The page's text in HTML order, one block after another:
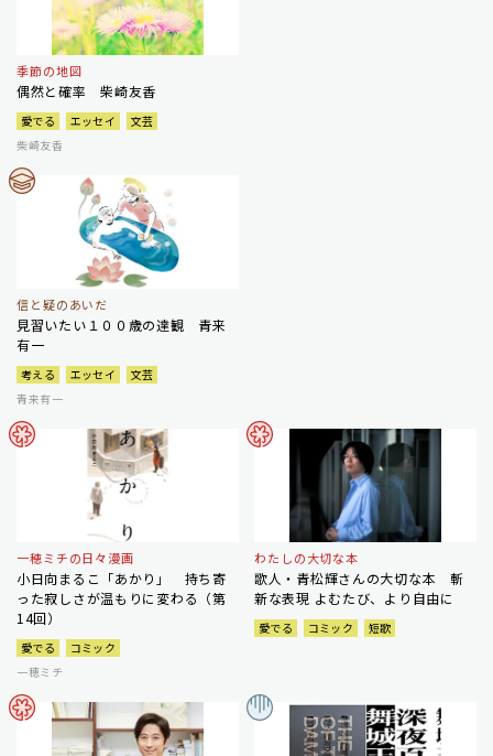
季節の地図
偶然と確率 柴崎友香
愛でる エッセイ
文芸
柴崎友香
信と疑のあいだ
見習いたい１００歳の達観 青来
有一
考える エッセイ
文芸
青来有一
一穂ミチの日々漫画
小日向まるこ「あかり」 持ち寄
った寂しさが温もりに変わる（第
14回）
愛でる
コミック
一穂ミチ
わたしの大切な本
歌人・青松輝さんの大切な本 斬
新な表現 よむたび、より自由に
愛でる コミック 短歌